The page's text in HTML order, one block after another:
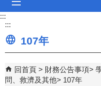
:::
:::
107年
回首頁 財務公告事項
問、救濟及其他
107年